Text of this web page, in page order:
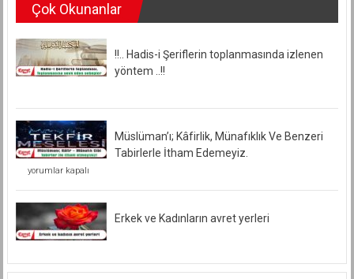
Çok Okunanlar
!!.. Hadis-i Şeriflerin toplanmasında izlenen
yöntem ..!!
Müslüman’ı; Kâfirlik, Münafıklık Ve Benzeri
Tabirlerle İtham Edemeyiz.
Müslüman’ı;
Münafıklık
Ve
Benzeri
Tabirlerle
İtham
yorumlar kapalı
Erkek ve Kadınların avret yerleri